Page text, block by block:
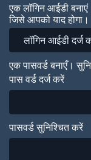
एक लॉगिन आईडी
जिसे आपको याद होगा।
एक पासवर्ड बनाएँ।
पास वर्ड दर्ज करें
पासवर्ड सुनिश्चित करें